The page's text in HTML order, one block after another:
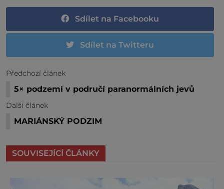
Sdílet na Facebooku
Sdílet na Twitteru
Předchozí článek
5× podzemí v područí paranormálních jevů
Další článek
MARIÁNSKÝ PODZIM
SOUVISEJÍCÍ ČLÁNKY